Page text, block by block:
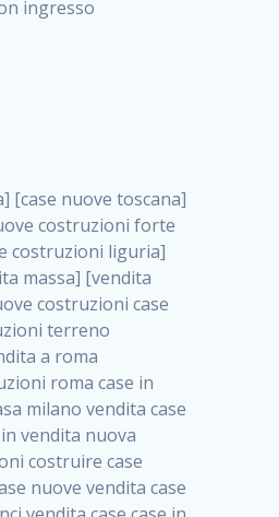
ingresso
nuovi case nuove in vendita a milano nuove costruzioni loano nuovi cantieri milano imprese edili novara case in vendita roma est imprese di costruzioni roma appartamenti in costruzione milano nuovi cantieri cerco casa vendita milano nuove costruzioni brugherio vendita case da imprese edili imprese edili udine nuove costruzioni direttamente dal costruttore imprese edili vicenza case in vendita a loano nuova costruzione nuove villette prezzi case nuove case in vendita in costruzione compravendita terreno agricolo cantiere, case in vendita roma nord . case in vendita milano navigli costruzione nuova casa costruzioni nuove milano nuove costruzioni roma rent to buy nuove costruzioni taranto palazzo in costruzione vendita appartamenti nuova costruzione milano centro costruzioni milano case in vendita milano nuove costruzioni case in vendita milano sud impresa edile como case nuove a roma boccea case in vendita imprese edili trento nuove costruzioni buccinasco case in costruzione a milano nuove costruzioni ripamonti case in vendita a salerno nuove costruzioni nuove residenze milano case nuove vendita milano nuove costruzioni milano nord nuove costruzioni livorno vendita nuove costruzioni roma nuove costruzioni liguria costruzioni roma cerco casa roma vendita nuove costruzioni classe a impresa edile rimini nuovi annunci case in vendita nuove costruzioni magenta todini costruzioni case grezze in vendita vendita appartamenti nuovi milano case in vendita gallaratese milano nuove costruzioni arezzo, case in vendita roma nord . case in vendita castelverde case nuove dal costruttore nuovo appartamento nuove costruzioni desenzano imprese edili lombardia imprese edili veneto appartamenti in costruzione roma case vendita pescara nuove costruzioni case in vendita ad acilia imprese edili verona e provincia nuove costruzioni desio appartamenti classe a milano firenze nuove costruzioni pirelli re immobiliare grandi imprese di costruzioni case in vendita torresina roma case in vendita navigli milano nuove costruzioni roma centro nuovecostruzioni appartamenti nuovi a milano impresa edile ancona nuove residenze dragona case in vendita nuove costruzioni brindisi vendita nuove costruzioni milano case in vendita arredate nuove case milano case nuove mil